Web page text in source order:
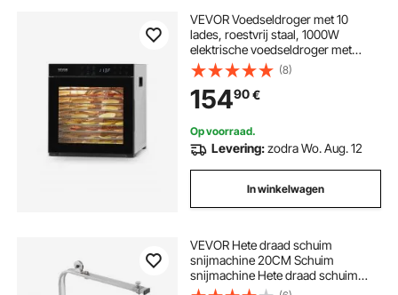
VEVOR Voedseldroger met 10
lades, roestvrij staal, 1000W
elektrische voedseldroger met
instelbare temperatuur, vriesdroger
voor gedroogd vlees, fruit,
groenten, kruiden en
hondensnoepjes
(8)
15490€
Op voorraad.
Levering:zodra Wo. Aug. 12
In winkelwagen
VEVOR Hete draad schuim
snijmachine 20CM Schuim
snijmachine Hete draad schuim
snijder Verstelbare temperatuur